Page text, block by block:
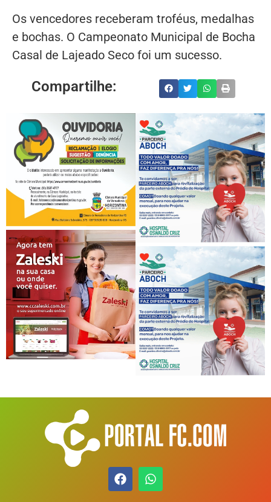
Os vencedores receberam troféus, medalhas
e bochas. O Campeonato Municipal de Bocha
Casal de Lajeado Seco foi um sucesso.
Compartilhe: